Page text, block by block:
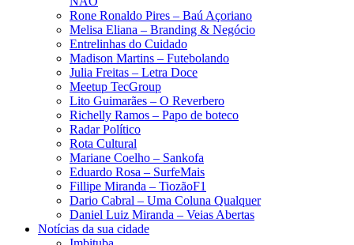
Rone Ronaldo Pires – Baú Açoriano
Melisa Eliana – Branding & Negócio
Entrelinhas do Cuidado
Madison Martins – Futebolando
Julia Freitas​ – Letra Doce
Meetup TecGroup
Lito Guimarães – O Reverbero
Richelly Ramos​ – Papo de boteco
Radar Político
Rota Cultural
Mariane Coelho – Sankofa
Eduardo Rosa​ – SurfeMais
Fillipe Miranda – TiozãoF1
Dario Cabral – Uma Coluna Qualquer
Daniel Luiz Miranda – Veias Abertas
Notícias da sua cidade